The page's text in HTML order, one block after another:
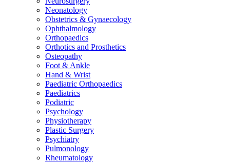
Neonatology
Obstetrics & Gynaecology
Ophthalmology
Orthopaedics
Orthotics and Prosthetics
Osteopathy
Foot & Ankle
Hand & Wrist
Paediatric Orthopaedics
Paediatrics
Podiatric
Psychology
Physiotherapy
Plastic Surgery
Psychiatry
Pulmonology
Rheumatology